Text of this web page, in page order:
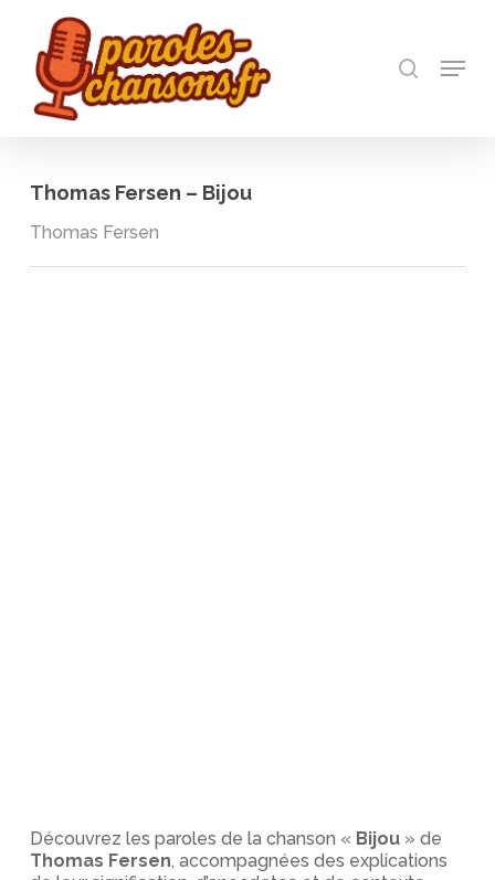
main
content
Menu
Thomas Fersen – Bijou
Thomas Fersen
Découvrez les paroles de la chanson « Bijou» de
Thomas Fersen, accompagnées des explications
Close